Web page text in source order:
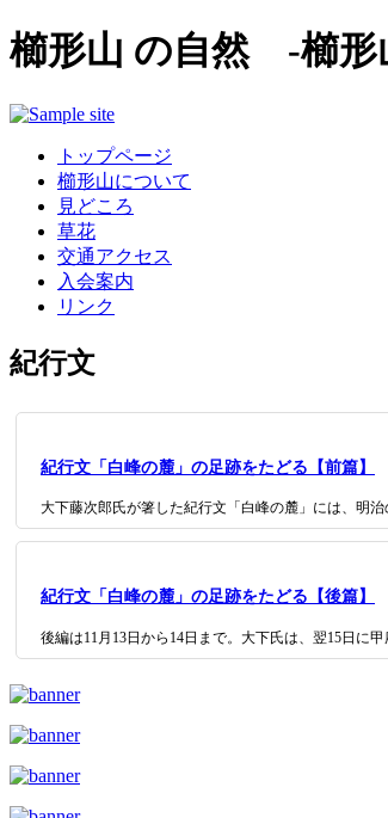
櫛形山 の自然 -櫛形
トップページ
櫛形山について
見どころ
草花
交通アクセス
入会案内
リンク
紀行文
紀行文「白峰の麓」の足跡をたどる【前篇】
大下藤次郎氏が箸した紀行文「白峰の麓」には、明
紀行文「白峰の麓」の足跡をたどる【後篇】
後編は11月13日から14日まで。大下氏は、翌15日に